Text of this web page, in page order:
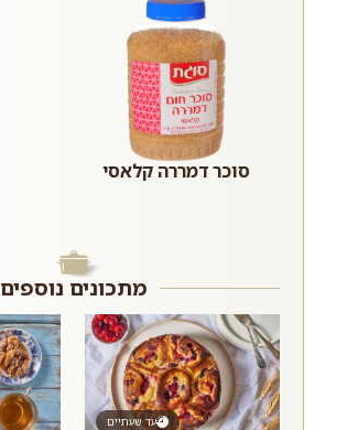
סוכר דמררה קלאסי
מתכונים נוספים
עד שעתיים